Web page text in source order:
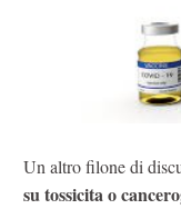
Un altro filone di
su tossicita o